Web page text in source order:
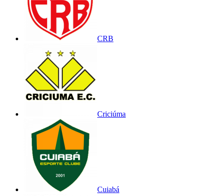
CRB
Criciúma
Cuiabá